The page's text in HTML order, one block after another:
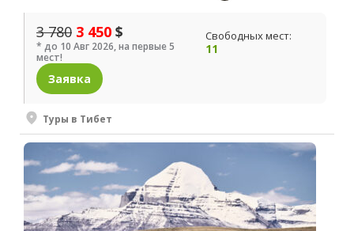
3 780 3 450 $
* до 10 Авг 2026, на первые 5
мест!
Свободных мест:
11
Заявка
Туры в Тибет